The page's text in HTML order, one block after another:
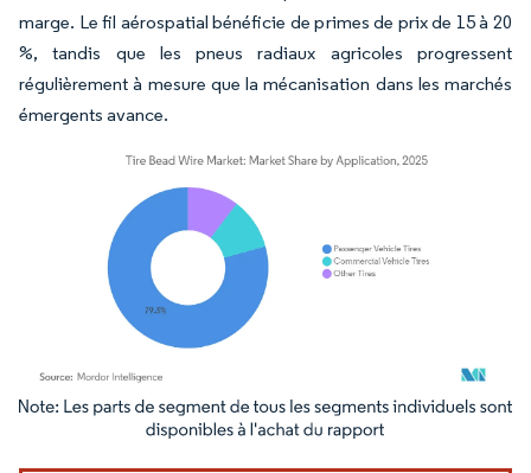
marge. Le fil aérospatial bénéficie de primes de prix de 15 à 20
%, tandis que les pneus radiaux agricoles progressent
régulièrement à mesure que la mécanisation dans les marchés
émergents avance.
Image © Mordor Intelligence. La réutilisation nécessite une attribution sous CC BY